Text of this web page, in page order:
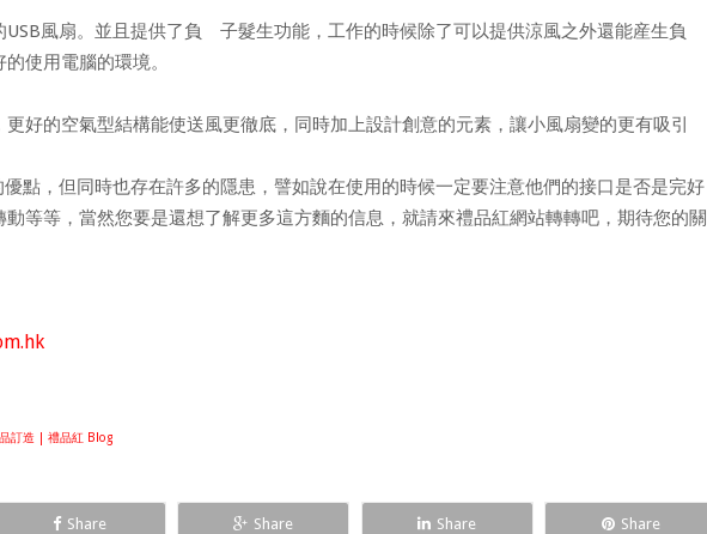
風扇。並且提供了負離子髮生功能，工作的時候除了可以提供涼風之外還能産生負離
使用電腦的環境。
的空氣型結構能使送風更徹底，同時加上設計創意的元素，讓小風扇變的更有吸引
，但同時也存在許多的隱患，譬如說在使用的時候一定要注意他們的接口是否是完好
等等，當然您要是還想了解更多這方麵的信息，就請來禮品紅網站轉轉吧，期待您的關
訂造 | 禮品紅 Blog
Share Share Share Share